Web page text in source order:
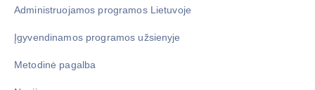
Administruojamos programos Lietuvoje
Įgyvendinamos programos užsienyje
Metodinė pagalba